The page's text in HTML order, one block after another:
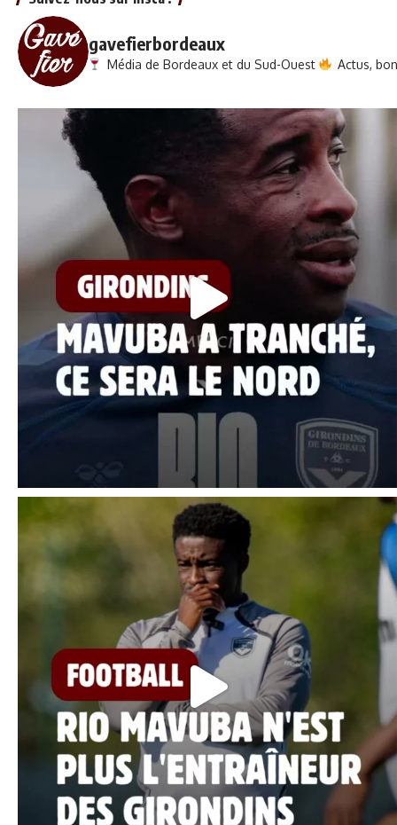
gavefierbordeaux
Média de Bordeaux et du Sud-Ouest Actus,